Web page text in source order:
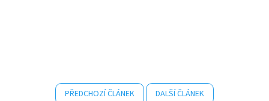
PŘEDCHOZÍ ČLÁNEK DALŠÍ ČLÁNEK